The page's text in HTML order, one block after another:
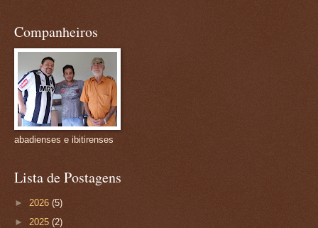
Companheiros
abadienses e ibitirenses
Lista de Postagens
► 2026 (5)
► 2025 (2)